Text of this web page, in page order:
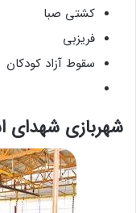
کشتی صبا
فریزبی
سقوط آزاد کودکان
شهربازی شهدای